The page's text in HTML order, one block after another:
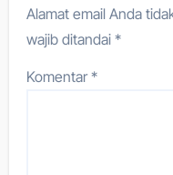
Alamat email Anda
wajib ditandai*
Komentar*